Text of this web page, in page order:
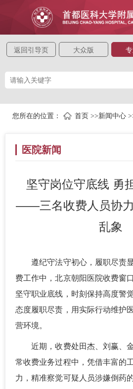
返回引导页 大众版
您所在的位置： 首页 >>新闻中心
医院新闻
坚守岗位守底线 勇
——三名收费人员协
乱象
遵纪守法守初心，履职尽责显
费工作中，北京朝阳医院收费窗
坚守职业底线，时刻保持高度警
态度履职尽责，用实际行动维护
营环境。
近期，收费处田杰、刘赢、金
常收费业务过程中，凭借丰富的
力，精准察觉可疑人员涉嫌倒药